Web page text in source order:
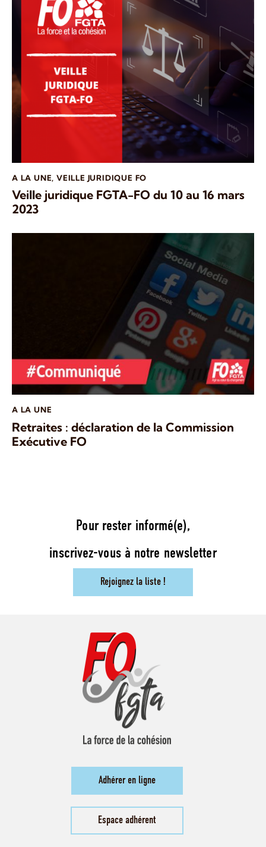
A LA UNE,VEILLE JURIDIQUE FO
Veille juridique FGTA-FO du 10 au 16 mars
2023
A LA UNE
Retraites : déclaration de la Commission
Exécutive FO
Pour rester informé(e),
inscrivez-vous à notre newsletter
Rejoignez la liste !
Adhérer en ligne
Espace adhérent